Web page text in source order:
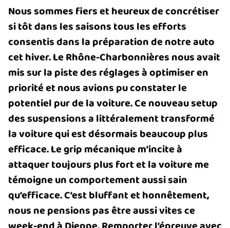
Nous sommes fiers et heureux de concrétiser
si tôt dans les saisons tous les efforts
consentis dans la préparation de notre auto
cet hiver. Le Rhône-Charbonnières nous avait
mis sur la piste des réglages à optimiser en
priorité et nous avions pu constater le
potentiel pur de la voiture. Ce nouveau setup
des suspensions a littéralement transformé
la voiture qui est désormais beaucoup plus
efficace. Le grip mécanique m’incite à
attaquer toujours plus fort et la voiture me
témoigne un comportement aussi sain
qu’efficace. C’est bluffant et honnêtement,
nous ne pensions pas être aussi vites ce